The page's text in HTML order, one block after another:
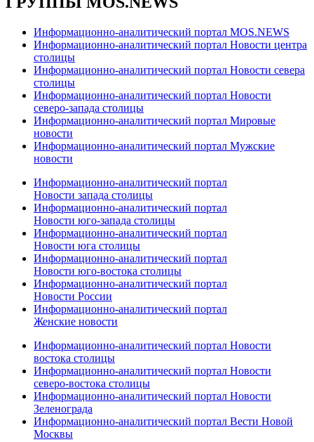
Информационно-аналитический портал MOS.NEWS
Информационно-аналитический портал Новости центра
столицы
Информационно-аналитический портал Новости севера
столицы
Информационно-аналитический портал Новости
северо-запада столицы
Информационно-аналитический портал Мировые
новости
Информационно-аналитический портал Мужские
новости
Информационно-аналитический портал
Новости запада столицы
Информационно-аналитический портал
Новости юго-запада столицы
Информационно-аналитический портал
Новости юга столицы
Информационно-аналитический портал
Новости юго-востока столицы
Информационно-аналитический портал
Новости России
Информационно-аналитический портал
Женские новости
Информационно-аналитический портал Новости
востока столицы
Информационно-аналитический портал Новости
северо-востока столицы
Информационно-аналитический портал Новости
Зеленограда
Информационно-аналитический портал Вести Новой
Москвы